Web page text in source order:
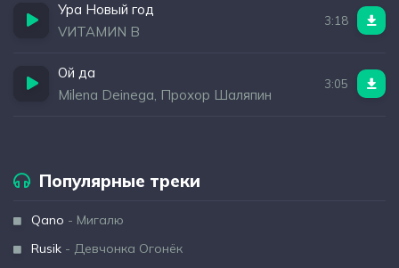
Ура Новый год
VИТАМИN B
3:18
Ой да
Milena Deinega, Прохор Шаляпин
3:05
Популярные треки
Qano - Мигалю
Rusik - Девчонка Огонёк